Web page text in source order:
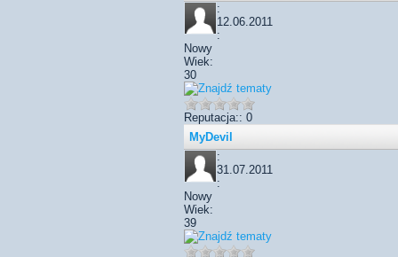
:
12.06.2011
:
Nowy
Wiek:
30
Reputacja:: 0
MyDevil
:
31.07.2011
:
Nowy
Wiek:
39